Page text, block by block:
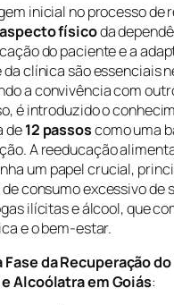
inicial no processo de
aspecto físicoda
do paciente e a
clínica são essenciais
a convivência com
é introduzido o
de12 passoscomo uma
A reeducação
um papel crucial,
consumo excessivo de
ilícitas e álcool, que
e o bem-estar.
Fase da Recuperação
Alcoólatra em Goiás: